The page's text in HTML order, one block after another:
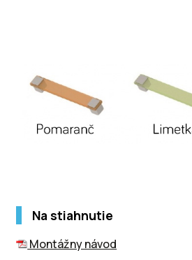
Na stiahnutie
Montážny návod